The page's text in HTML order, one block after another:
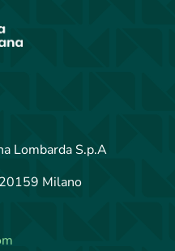
Lombarda S.p.A
Milano